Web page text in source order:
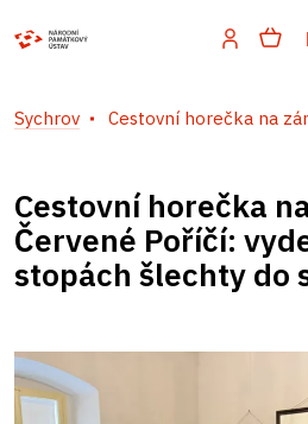
Sychrov Cestovní horečka na
Cestovní horečka
Červené Poříčí:
stopách šlechty do